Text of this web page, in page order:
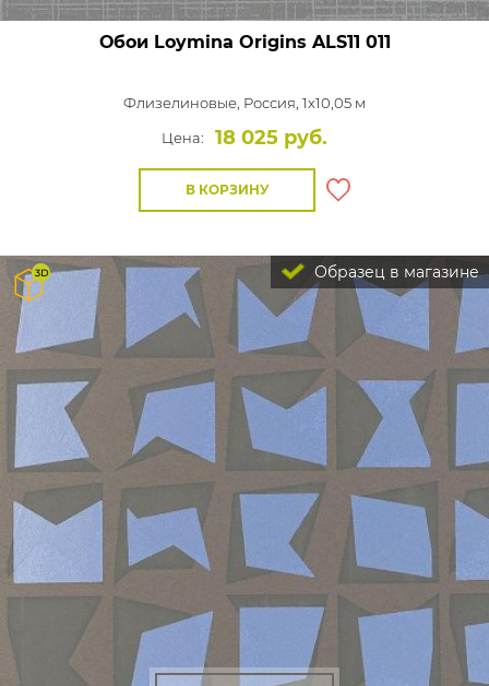
Обои Loymina Origins ALS11 011
Флизелиновые, Россия, 1x10,05 м
Цена:
18 025 руб.
В КОРЗИНУ
Образец в магазине